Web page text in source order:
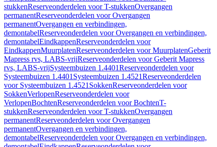
stukkenReserveonderdelen voor T-stukkenOvergangen
permanentReserveonderdelen voor Overgangen
permanentOvergangen en verbindingen,
demontabelReserveonderdelen voor Overgangen en verbindingen,
demontabelEindkappenReserveonderdelen voor
EindkappenMuurplatenReserveonderdelen voor MuurplatenGeberit
Mapress rvs, LABS-vrijReserveonderdelen voor Geberit Mapress
rvs, LABS-vrijSysteembuizen 1.4401Reserveonderdelen voor
Systeembuizen 1.4401 Systeembuizen 1.4521Reserveonderdelen
voor Systeembuizen 1.4521 SokkenReserveonderdelen voor
SokkenVerlopenReserveonderdelen voor
VerlopenBochtenReserveonderdelen voor BochtenT-
stukkenReserveonderdelen voor T-stukkenOvergangen
permanentReserveonderdelen voor Overgangen
permanentOvergangen en verbindingen,
demontabelReserveonderdelen voor Overgangen en verbindingen,